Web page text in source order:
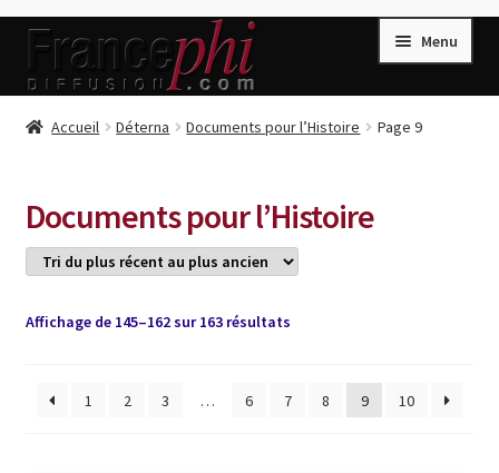
Aller
la
Aller
contenu
Menu
Accueil
Conditions de Vente
Connection
Listes d’Envies
Accueil Déterna Documents pour l’Histoire Page 9
Documents pour l’Histoire
Affichage de 145–162 sur 163 résultatsTrié
récent
1 2 3 … 6 7 8 9 10